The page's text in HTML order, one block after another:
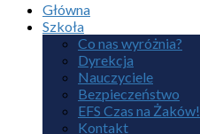
Główna
Szkoła
Co nas wyróżnia?
Dyrekcja
Nauczyciele
Bezpieczeństwo
EFS Czas na Żaków!
Kontakt